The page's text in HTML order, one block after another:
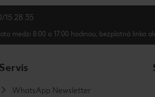
15 28 35
medzi 8:00 a 17:00 hodinou, bezplatná linka
Servis
WhatsApp Newsletter